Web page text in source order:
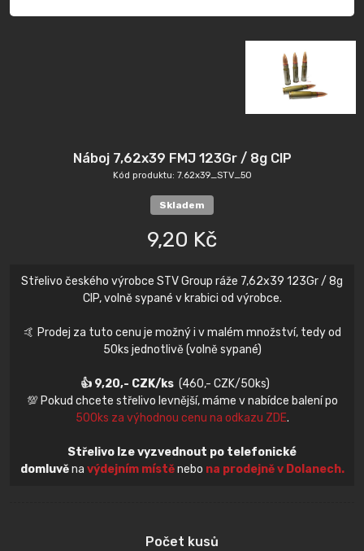
Náboj 7,62x39 FMJ 123Gr / 8g CIP
Kód produktu: 7.62x39_STV_50
Skladem
9,20 Kč
Střelivo českého výrobce STV Group ráže 7,62x39 123Gr / 8g
CIP, volně sypané v krabici od výrobce.
🤙 Prodej za tuto cenu je možný i v malém množství, tedy od
50ks jednotlivě (volně sypané)
👍 9,20,- CZK/ks (460,- CZK/50ks)
💯 Pokud chcete střelivo levnější, máme v nabídce balení po
500ks za výhodnou cenu na odkazu ZDE.
Střelivo lze vyzvednout po telefonické
domluvěna výdejním místěnebo na prodejně v Dolanech.
Počet kusů